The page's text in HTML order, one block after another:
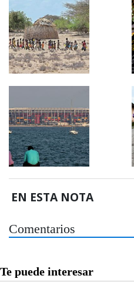
EN ESTA NOTA
Comentarios